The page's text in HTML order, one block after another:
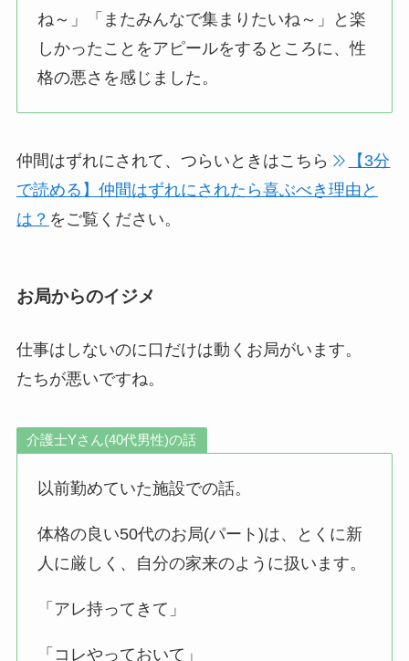
ね～」「またみんなで集まりたいね～」と楽
しかったことをアピールをするところに、性
格の悪さを感じました。
仲間はずれにされて、つらいときはこちら
【3分
で読める】仲間はずれにされたら喜ぶべき理由と
は？ をご覧ください。
お局からのイジメ
仕事はしないのに口だけは動くお局がいます。
たちが悪いですね。
介護士Yさん(40代男性)の話
以前勤めていた施設での話。
体格の良い50代のお局(パート)は、とくに新
人に厳しく、自分の家来のように扱います。
「アレ持ってきて」
「コレやっておいて」